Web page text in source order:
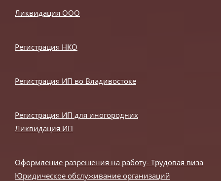
Ликвидация ООО
Регистрация НКО
Регистрация ИП во Владивостоке
Регистрация ИП для иногородних
Ликвидация ИП
Оформление разрешения на работу- Трудовая виза
Юридическое обслуживание организаций